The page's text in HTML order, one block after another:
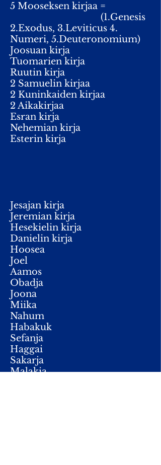
5 Mooseksen kirjaa =
(1.Genesis
2.Exodus, 3.Leviticus 4.
Numeri, 5.Deuteronomium)
Joosuan kirja
Tuomarien kirja
Ruutin kirja
2 Samuelin kirjaa
2 Kuninkaiden kirjaa
2 Aikakirjaa
Esran kirja
Nehemian kirja
Esterin kirja
Jesajan kirja
Jeremian kirja
Hesekielin kirja
Danielin kirja
Hoosea
Joel
Aamos
Obadja
Joona
Miika
Nahum
Habakuk
Sefanja
Haggai
Sakarja
Malakia